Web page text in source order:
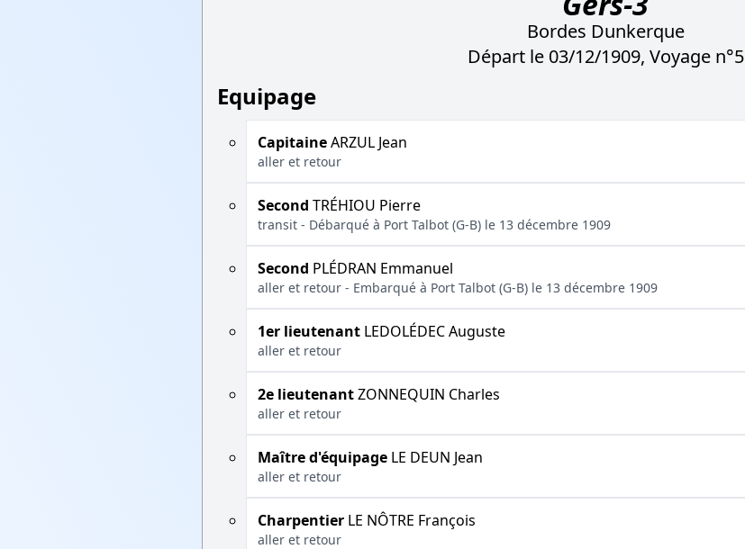
Bordes Dunkerque
Départ le 03/12/1909, Voyage n°5
Equipage
CapitaineARZUL Jean
aller et retour
Second TRÉHIOU Pierre
transit - Débarqué à Port Talbot (G-B) le 13 décembre 1909
Second PLÉDRAN Emmanuel
aller et retour - Embarqué à Port Talbot (G-B) le 13 décembre 1909
1er lieutenant LEDOLÉDEC Auguste
aller et retour
2e lieutenantZONNEQUIN Charles
aller et retour
Maître d'équipage LE DEUN Jean
aller et retour
Charpentier LE NÔTRE François
aller et retour